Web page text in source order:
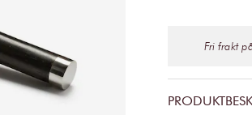
Fri frakt